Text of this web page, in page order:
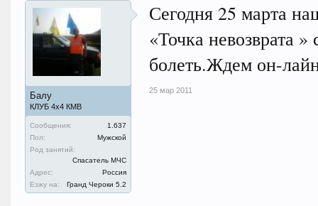
Балу
КЛУБ 4х4 КМВ
Сообщения:
1.637
Пол:
Мужской
Род занятий:
Спасатель МЧС
Адрес:
Россия
Езжу на:
Гранд Чероки 5.2
Сегодня 25 марта
«Точка невозврата
болеть.Ждем он-
25 мар 2011